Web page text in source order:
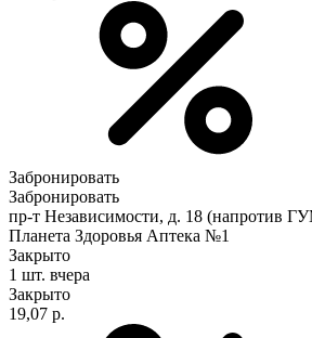
Забронировать
Забронировать
пр-т Независимости, д. 18 (напротив
Планета Здоровья Аптека №1
Закрыто
1 шт. вчера
Закрыто
19,07 р.